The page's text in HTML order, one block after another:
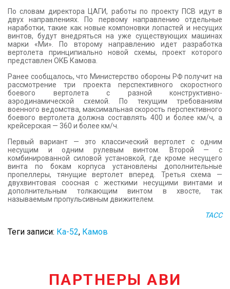
По словам директора ЦАГИ, работы по проекту ПСВ идут в
двух направлениях. По первому направлению отдельные
наработки, такие как новые компоновки лопастей и несущих
винтов, будут внедряться на уже существующих машинах
марки «Ми». По второму направлению идет разработка
вертолета принципиально новой схемы, проект которого
представлен ОКБ Камова.
Ранее сообщалось, что Министерство обороны РФ получит на
рассмотрение три проекта перспективного скоростного
боевого вертолета с разной конструктивно-
аэродинамической схемой. По текущим требованиям
военного ведомства, максимальная скорость перспективного
боевого вертолета должна составлять 400 и более км/ч, а
крейсерская — 360 и более км/ч.
Первый вариант — это классический вертолет с одним
несущим и одним рулевым винтом. Второй — с
комбинированной силовой установкой, где кроме несущего
винта по бокам корпуса установлены дополнительные
пропеллеры, тянущие вертолет вперед. Третья схема —
двухвинтовая соосная с жесткими несущими винтами и
дополнительным толкающим винтом в хвосте, так
называемым пропульсивным движителем.
ТАСС
Теги записи: Ка-52, Камов
ПАРТНЕРЫ АВИ